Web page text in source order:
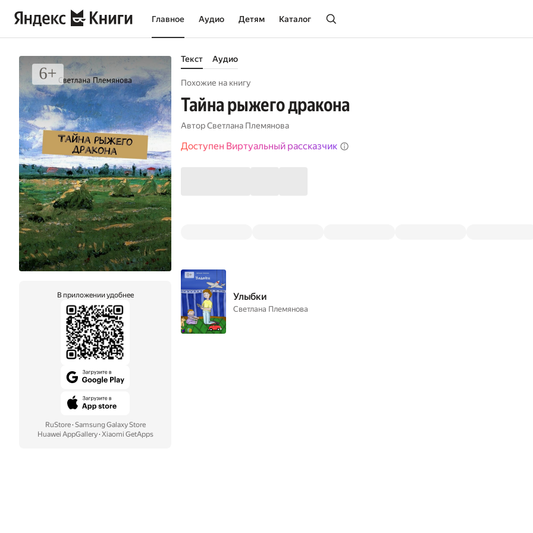
Главное Аудио Детям Каталог
В приложении удобнее
RuStore· Samsung Galaxy Store
Huawei AppGallery· Xiaomi GetApps
Текст Аудио
Похожие на книгу
Тайна рыжего дракона
АвторСветлана Племянова
Доступен Виртуальный рассказчик
Улыбки
Светлана Племянова